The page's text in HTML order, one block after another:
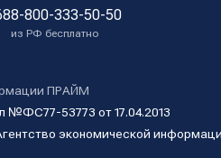
8-800-333-50-50
из РФ бесплатно
ПРАЙМ
№ФС77-53773 от 17.04.2013
экономической